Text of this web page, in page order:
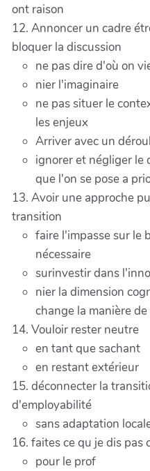
ont raison
12. Annoncer un cadre
bloquer la discussion
ne pas dire d'où on
nier l'imaginaire
ne pas situer le
les enjeux
Arriver avec un
ignorer et négliger le
que l'on se pose a
13. Avoir une approche
transition
faire l'impasse sur le
nécessaire
surinvestir dans
nier la dimension
change la manière
14. Vouloir rester neutre
en tant que sachant
en restant extérieur
15. déconnecter la
d'employabilité
sans adaptation
16. faites ce qu je dis pas
pour le prof